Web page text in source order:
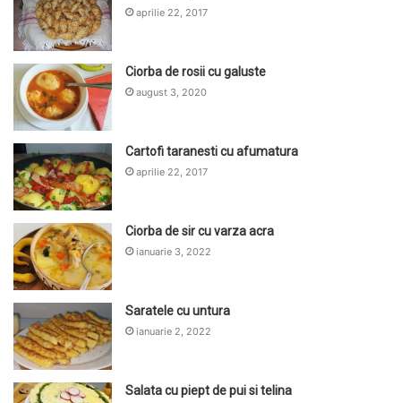
aprilie 22, 2017
Ciorba de rosii cu galuste
august 3, 2020
Cartofi taranesti cu afumatura
aprilie 22, 2017
Ciorba de sir cu varza acra
ianuarie 3, 2022
Saratele cu untura
ianuarie 2, 2022
Salata cu piept de pui si telina